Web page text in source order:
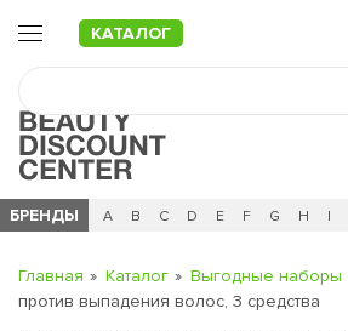
КАТАЛОГ
БРЕНДЫ
Ч 0 - 9 A B C D E F G H I
Главная Каталог Выгодные наборы
против выпадения волос, 3 средства